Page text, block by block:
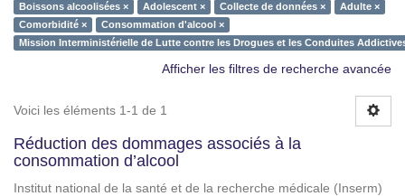
Boissons alcoolisées ×
Adolescent × Collecte de données ×
Adulte ×
Comorbidité ×
Consommation d'alcool ×
Mission Interministérielle de Lutte contre les Drogues et les Conduites
Afficher les filtres de recherche avancée
Voici les éléments 1-1 de 1
Réduction des dommages associés à la
consommation d’alcool
Institut national de la santé et de la recherche médicale (Inserm)